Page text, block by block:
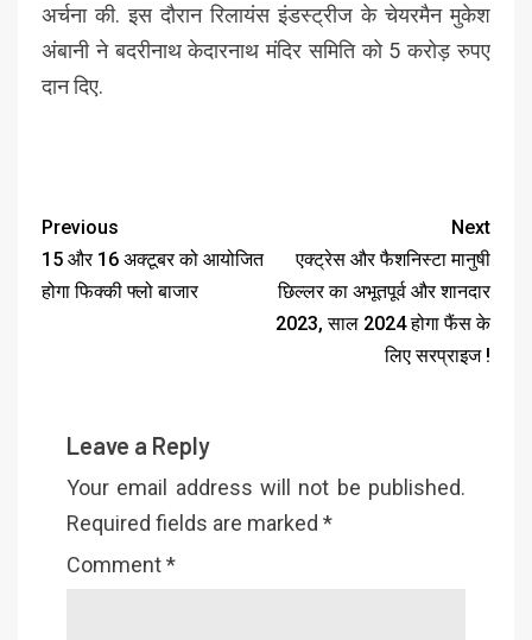
अर्चना की. इस दौरान रिलायंस इंडस्ट्रीज के चेयरमैन मुकेश
अंबानी ने बदरीनाथ केदारनाथ मंदिर समिति को 5 करोड़ रुपए
दान दिए.
Previous
15 और 16 अक्टूबर को आयोजित
होगा फिक्की फ्लो बाजार
Next
एक्ट्रेस और फैशनिस्टा मानुषी
छिल्लर का अभूतपूर्व और शानदार
2023, साल 2024 होगा फैंस के
लिए सरप्राइज !
Leave a Reply
Your email address will not be published.
Required fields are marked *
Comment*